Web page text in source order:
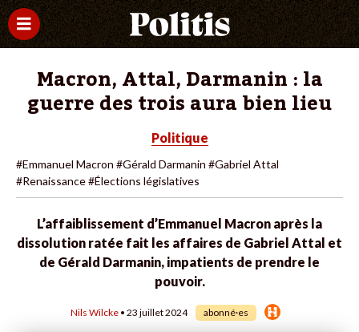
Macron, Attal, Darmanin : la
guerre des trois aura bien lieu
Politique
#Emmanuel Macron #Gérald Darmanin #Gabriel Attal
#Renaissance#Élections législatives
L’affaiblissement d’Emmanuel Macron après la
dissolution ratée fait les affaires de Gabriel Attal et
de Gérald Darmanin, impatients de prendre le
pouvoir.
Nils Wilcke • 23 juillet 2024 abonné·es